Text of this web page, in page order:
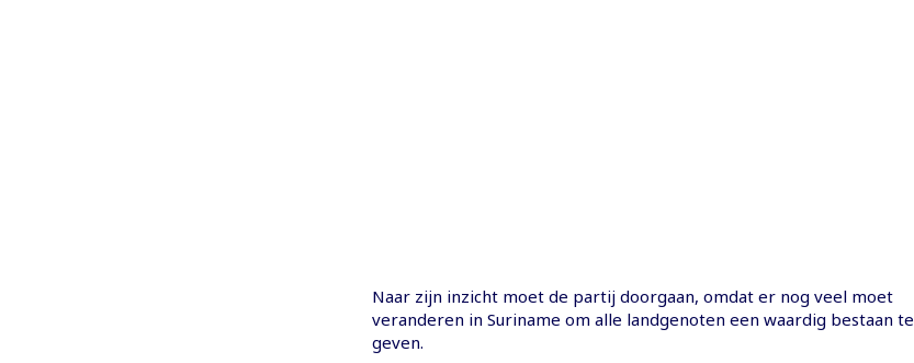
Naar zijn inzicht moet de partij doorgaan, omdat er nog veel moet
veranderen in Suriname om alle landgenoten een waardig bestaan te
geven.